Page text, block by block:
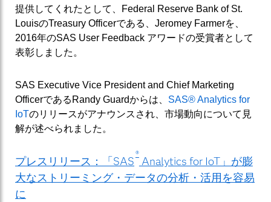
提供してくれたとして、Federal Reserve Bank of St.
LouisのTreasury Officerである、Jeromey Farmerを、
2016年のSAS User Feedback アワードの受賞者として
表彰しました。
SAS Executive Vice President and Chief Marketing
OfficerであるRandy Guardからは、 SAS® Analytics for
IoTのリリースがアナウンスされ、市場動向について見
解が述べられました。
プレスリリース：「SAS
®
Analytics for IoT」が膨
大なストリーミング・データの分析・活用を容易
に